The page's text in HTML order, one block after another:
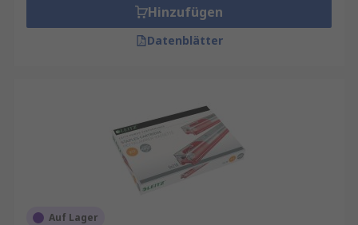
Hinzufügen
Datenblätter
Auf Lager